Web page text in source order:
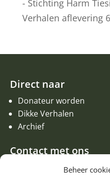
Beheer
- Stichting Harm
Verhalen aflevering
Direct naar
Donateur worden
Dikke Verhalen
Archief
Contact met ons
Een aanvraag of